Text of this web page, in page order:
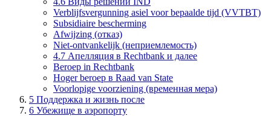
Verblijfsvergunning asiel voor bepaalde tijd (VVTBT)
Subsidiaire bescherming
Afwijzing (отказ)
Niet-ontvankelijk (неприемлемость)
4.7 Апелляция в Rechtbank и далее
Beroep in Rechtbank
Hoger beroep в Raad van State
Voorlopige voorziening (временная мера)
5 Поддержка и жизнь после
6 Убежище в аэропорту